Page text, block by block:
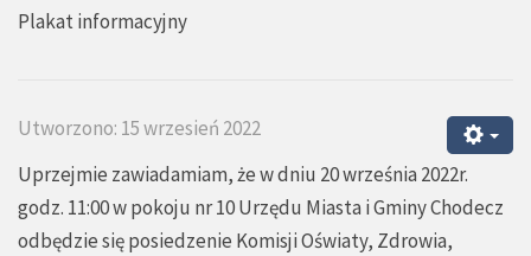
Plakat informacyjny
Utworzono: 15 wrzesień 2022
Uprzejmie zawiadamiam, że w dniu 20 września 2022r.
godz. 11:00 w pokoju nr 10 Urzędu Miasta i Gminy Chodecz
odbędzie się posiedzenie Komisji Oświaty, Zdrowia,